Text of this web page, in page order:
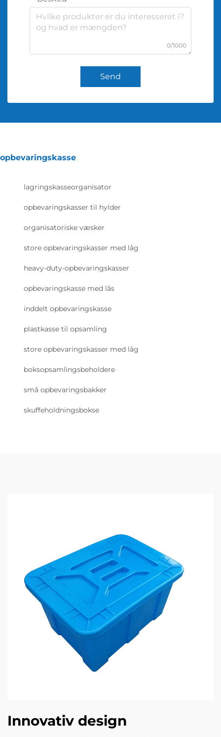
0/1000
Send
opbevaringskasse
lagringskasseorganisator
opbevaringskasser til hylder
organisatoriske væsker
store opbevaringskasser med låg
heavy-duty-opbevaringskasser
opbevaringskasse med lås
inddelt opbevaringskasse
plastkasse til opsamling
store opbevaringskasser med låg
boksopsamlingsbeholdere
små opbevaringsbakker
skuffeholdningsbokse
Innovativ design